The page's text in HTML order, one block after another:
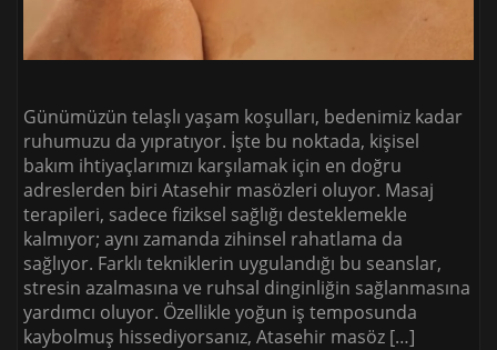
Günümüzün telaşlı yaşam koşulları, bedenimiz kadar
ruhumuzu da yıpratıyor. İşte bu noktada, kişisel
bakım ihtiyaçlarımızı karşılamak için en doğru
adreslerden biri Atasehir masözleri oluyor. Masaj
terapileri, sadece fiziksel sağlığı desteklemekle
kalmıyor; aynı zamanda zihinsel rahatlama da
sağlıyor. Farklı tekniklerin uygulandığı bu seanslar,
stresin azalmasına ve ruhsal dinginliğin sağlanmasına
yardımcı oluyor. Özellikle yoğun iş temposunda
kaybolmuş hissediyorsanız, Atasehir masöz […]